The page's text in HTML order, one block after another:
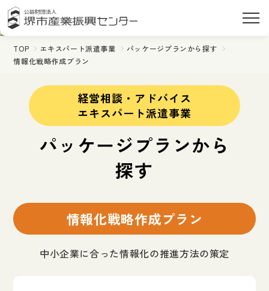
TOP エキスパート派遣事業
パッケージプランから探す
情報化戦略作成プラン
経営相談・アドバイス
エキスパート派遣事業
パッケージプランから
探す
情報化戦略作成プラン
中小企業に合った情報化の推進方法の策定